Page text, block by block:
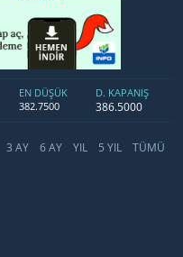
EN DÜŞÜK
382.7500
D. KAPANIŞ
386.5000
3 AY 6 AY YIL 5 YIL TÜMÜ